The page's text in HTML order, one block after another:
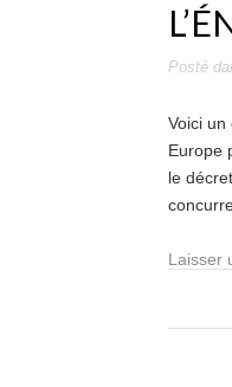
Posté
Voici un
Europe
le
Laisser